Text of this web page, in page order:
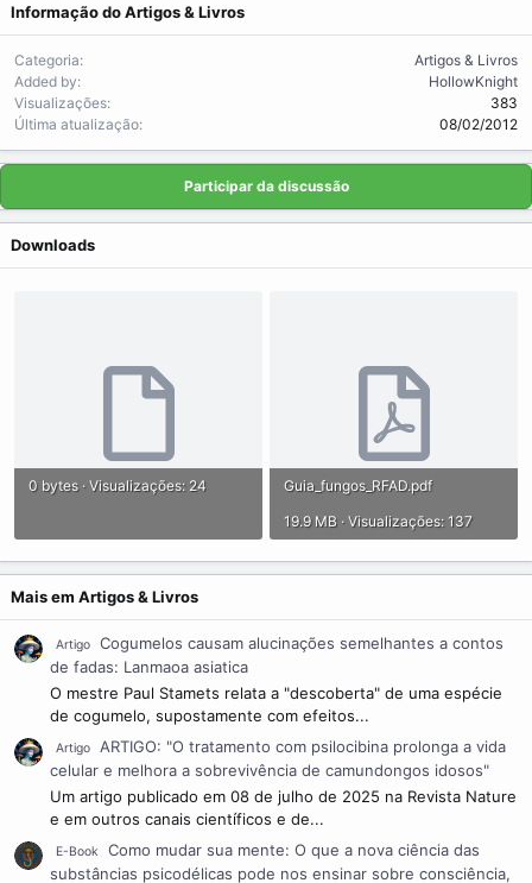
Informação do Artigos & Livros
Categoria
Artigos & Livros
Added by
HollowKnight
Visualizações
383
Última atualização
08/02/2012
Participar da discussão
Downloads
0 bytes · Visualizações: 24
Guia_fungos_RFAD.pdf
19.9 MB · Visualizações: 137
Mais em Artigos & Livros
Artigo
Cogumelos causam alucinações semelhantes a contos
de fadas: Lanmaoa asiatica
O mestre Paul Stamets relata a "descoberta" de uma espécie
de cogumelo, supostamente com efeitos...
Artigo
ARTIGO: "O tratamento com psilocibina prolonga a vida
celular e melhora a sobrevivência de camundongos idosos"
Um artigo publicado em 08 de julho de 2025 na Revista Nature
e em outros canais científicos e de...
E-Book
Como mudar sua mente: O que a nova ciência das
substâncias psicodélicas pode nos ensinar sobre consciência,